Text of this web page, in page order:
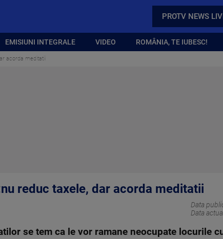
PROTV NEWS
EMISIUNI INTEGRALE VIDEO ROMÂNIA, TE IUBESC!
acorda meditatii
reduc taxele, dar acorda meditatii
Data
Data
se tem ca le vor ramane neocupate locurile